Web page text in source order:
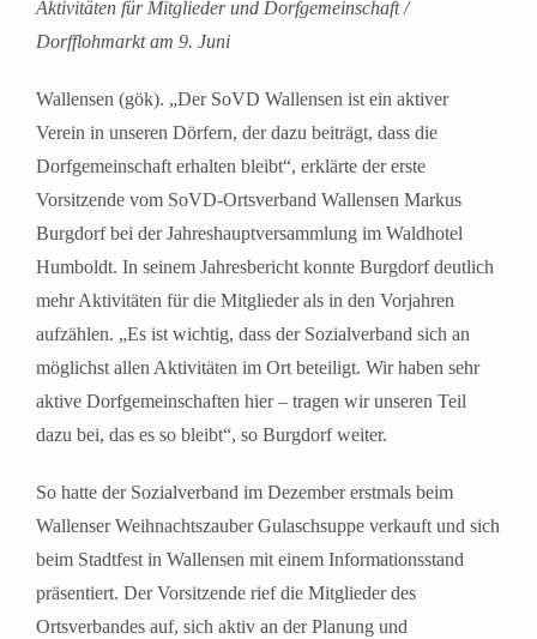
Aktivitäten für Mitglieder und Dorfgemeinschaft /
Dorfflohmarkt am 9. Juni
Wallensen (gök). „Der SoVD Wallensen ist ein aktiver
Verein in unseren Dörfern, der dazu beiträgt, dass die
Dorfgemeinschaft erhalten bleibt“, erklärte der erste
Vorsitzende vom SoVD-Ortsverband Wallensen Markus
Burgdorf bei der Jahreshauptversammlung im Waldhotel
Humboldt. In seinem Jahresbericht konnte Burgdorf deutlich
mehr Aktivitäten für die Mitglieder als in den Vorjahren
aufzählen. „Es ist wichtig, dass der Sozialverband sich an
möglichst allen Aktivitäten im Ort beteiligt. Wir haben sehr
aktive Dorfgemeinschaften hier – tragen wir unseren Teil
dazu bei, das es so bleibt“, so Burgdorf weiter.
So hatte der Sozialverband im Dezember erstmals beim
Wallenser Weihnachtszauber Gulaschsuppe verkauft und sich
beim Stadtfest in Wallensen mit einem Informationsstand
präsentiert. Der Vorsitzende rief die Mitglieder des
Ortsverbandes auf, sich aktiv an der Planung und